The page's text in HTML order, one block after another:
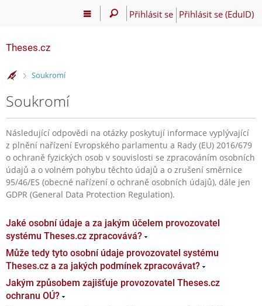
Přihlásit se Přihlásit se (EduID)
Theses.cz
>
Soukromí
Soukromí
Následující odpovědi na otázky poskytují informace vyplývající
z plnění nařízení Evropského parlamentu a Rady (EU) 2016/679
o ochraně fyzických osob v souvislosti se zpracováním osobních
údajů a o volném pohybu těchto údajů a o zrušení směrnice
95/46/ES (obecné nařízení o ochraně osobních údajů), dále jen
GDPR (General Data Protection Regulation).
Jaké osobní údaje a za jakým účelem provozovatel
systému Theses.cz zpracovává?
Může tedy tyto osobní údaje provozovatel systému
Theses.cz a za jakých podmínek zpracovávat?
Jakým způsobem zajišťuje provozovatel Theses.cz
ochranu OÚ?